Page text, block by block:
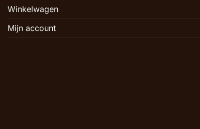
Winkelwagen
Mijn account